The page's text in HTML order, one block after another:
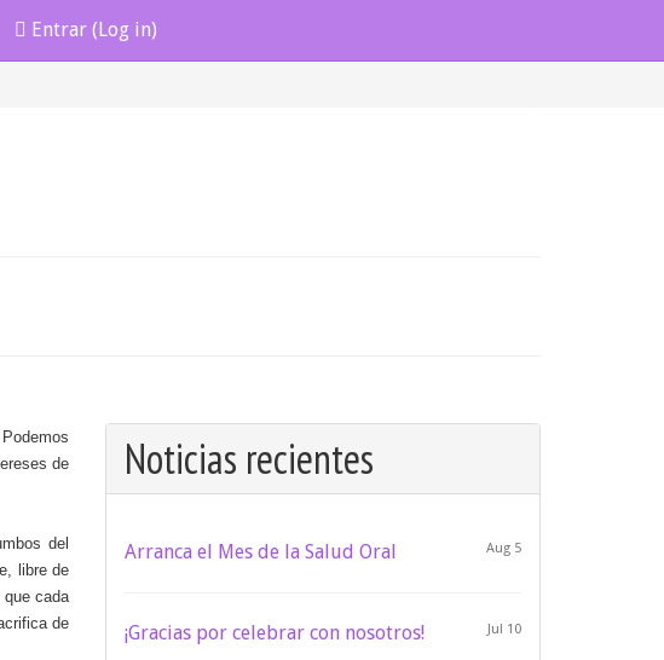
Entrar (Log in)
Podemos
de
del
libre de
que cada
de
Noticias recientes
Aug 5
Arranca el Mes de la Salud Oral
Jul 10
¡Gracias por celebrar con nosotros!